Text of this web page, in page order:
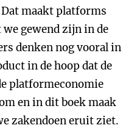
maakt platforms
gewend zijn in de
denken nog vooral in
in de hoop dat de
platformeconomie
en in dit boek maak
zakendoen eruit ziet.